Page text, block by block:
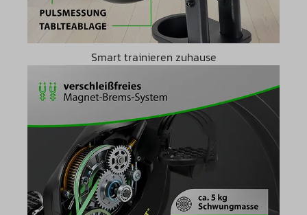
Smart trainieren zuhause